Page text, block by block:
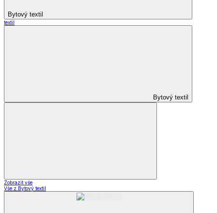
Bytový textil
textil
Bytový textil
Zobrazit vše
Vše z Bytový textil